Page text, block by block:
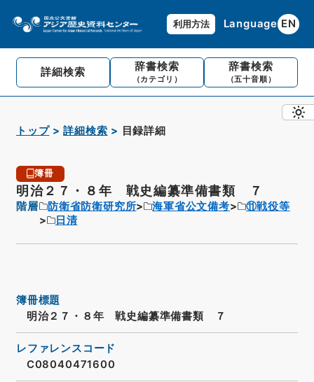
利用方法 Language EN
詳細検索 辞書検索
（カテゴリ）
辞書検索
（五十音順）
トップ 詳細検索 目録詳細
簿冊
明治２７・８年 戦史編纂準備書類 ７
階層 防衛省防衛研究所 海軍省公文備考
⑪戦役等
日清
簿冊標題
明治２７・８年 戦史編纂準備書類 ７
レファレンスコード
C08040471600